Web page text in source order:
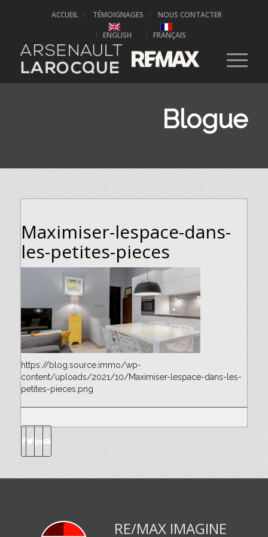
ACCUEIL TÉMOIGNAGES
NOUS CONTACTER
ENGLISH
FRANÇAIS
Blogue
Maximiser-lespace-dans-
les-petites-pieces
https://blog.source.immo/wp-
content/uploads/2021/10/Maximiser-lespace-dans-les-
petites-pieces.png
RE/MAX IMAGINE